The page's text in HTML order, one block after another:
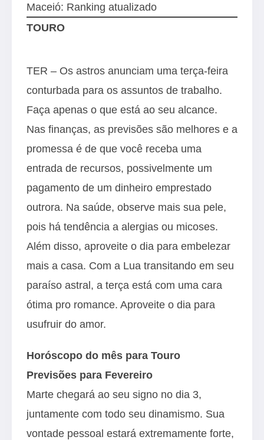
Maceió: Ranking atualizado
TOURO
TER – Os astros anunciam uma terça-feira
conturbada para os assuntos de trabalho.
Faça apenas o que está ao seu alcance.
Nas finanças, as previsões são melhores e a
promessa é de que você receba uma
entrada de recursos, possivelmente um
pagamento de um dinheiro emprestado
outrora. Na saúde, observe mais sua pele,
pois há tendência a alergias ou micoses.
Além disso, aproveite o dia para embelezar
mais a casa. Com a Lua transitando em seu
paraíso astral, a terça está com uma cara
ótima pro romance. Aproveite o dia para
usufruir do amor.
Horóscopo do mês para Touro
Previsões para Fevereiro
Marte chegará ao seu signo no dia 3,
juntamente com todo seu dinamismo. Sua
vontade pessoal estará extremamente forte,